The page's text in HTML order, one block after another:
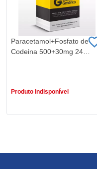
Paracetamol+Fosfato de
Codeina 500+30mg 24
Produto indisponível